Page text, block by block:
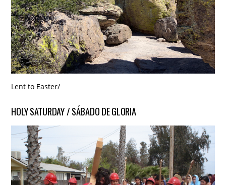
Lent to Easter/
HOLY SATURDAY / SÁBADO DE GLORIA